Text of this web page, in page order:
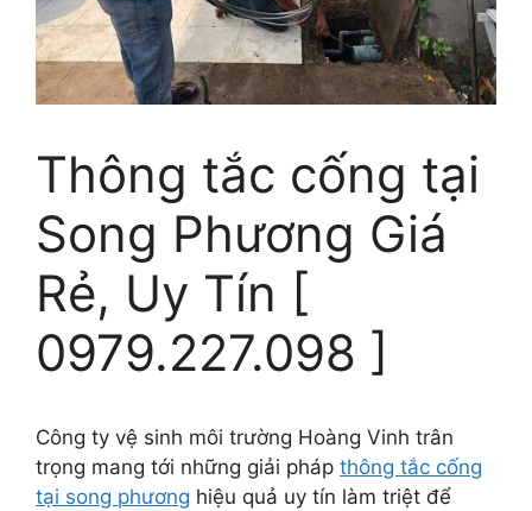
Thông tắc cống tại
Song Phương Giá
Rẻ, Uy Tín [
0979.227.098 ]
Công ty vệ sinh môi trường Hoàng Vinh trân
trọng mang tới những giải pháp thông tắc cống
tại song phương hiệu quả uy tín làm triệt để